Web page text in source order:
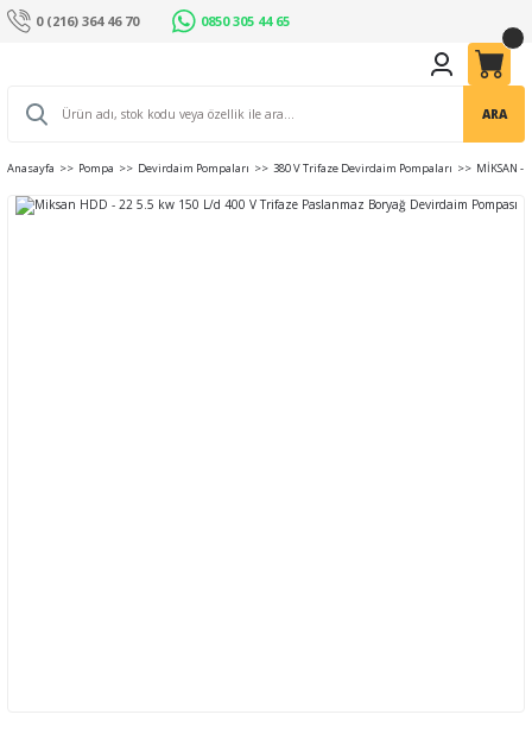
0 (216) 364 46 70 0850 305 44 65
ARA
Anasayfa Pompa Devirdaim Pompaları 380 V Trifaze Devirdaim Pompaları MİKSAN -